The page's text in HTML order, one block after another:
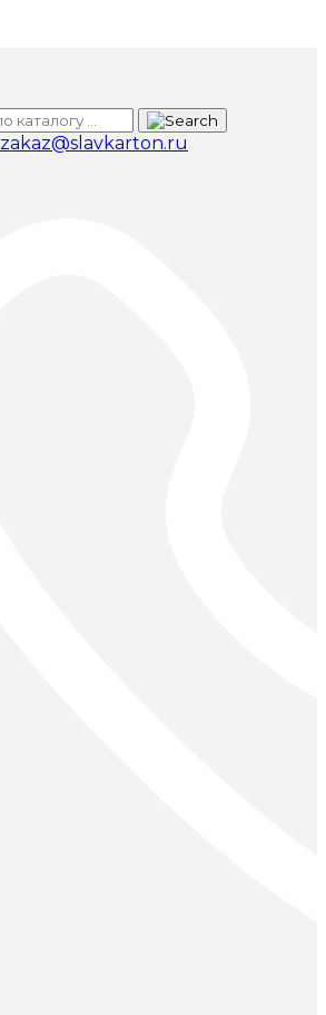
zakaz@slavkarton.ru